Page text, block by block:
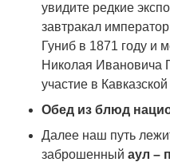
увидите редкие
завтракал
Гуниб в 1871 году и
Николая Ивановича
участие в
Обед из блюд
Далее наш путь
заброшенный аул –